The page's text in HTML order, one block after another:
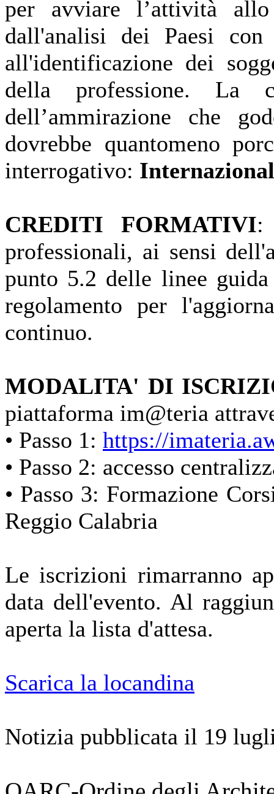
per avviare l’attività
dall'analisi dei Paesi
all'identificazione dei
della professione. La
dell’ammirazione che
dovrebbe quantomeno
interrogativo:
CREDITI FORMATIVI:
professionali, ai sensi
punto 5.2 delle linee
regolamento per
continuo.
MODALITA' DI
piattaforma im@teria
• Passo 1: https://
• Passo 2: accesso
• Passo 3: Formazione
Reggio Calabria
Le iscrizioni rimarranno
data dell'evento. Al
aperta la lista d'attesa.
Scarica la locandina
Notizia pubblicata il 19